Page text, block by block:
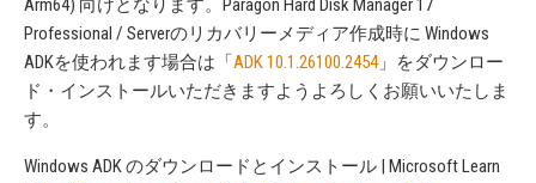
Arm64) 向けとなります。Paragon Hard Disk Manager 17
Professional / Serverのリカバリーメディア作成時に Windows
ADKを使われます場合は「ADK 10.1.26100.2454」をダウンロー
ド・インストールいただきますようよろしくお願いいたしま
す。
Windows ADK のダウンロードとインストール | Microsoft Learn